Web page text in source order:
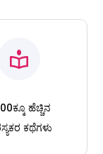
ಹೆಚ್ಚಿನ
ಕಥೆಗಳು